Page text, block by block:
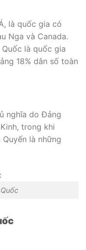
là quốc gia có
Nga và Canada.
là quốc gia
18% dân số toàn
nghĩa do Đảng
trong khi
là những